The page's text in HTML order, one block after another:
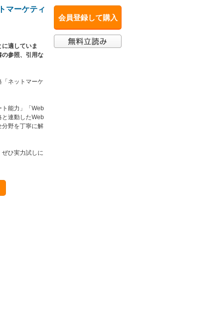
会員登録して購入
マーケティ
適していま
の参照、引用な
ネットマーケ
ト能力」「Web
と連動したWeb
分野を丁寧に解
ひ実力試しに